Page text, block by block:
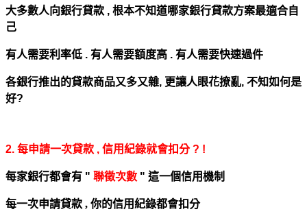
大多數人向銀行貸款 , 根本不知道哪家銀行貸款方案最適合自
己
有人需要利率低 . 有人需要額度高 . 有人需要快速過件
各銀行推出的貸款商品又多又雜, 更讓人眼花撩亂, 不知如何是
好?
2. 每申請一次貸款 , 信用紀錄就會扣分 ? !
每家銀行都會有 " 聯徵次數 " 這一個信用機制
每一次申請貸款 , 你的信用紀錄都會扣分